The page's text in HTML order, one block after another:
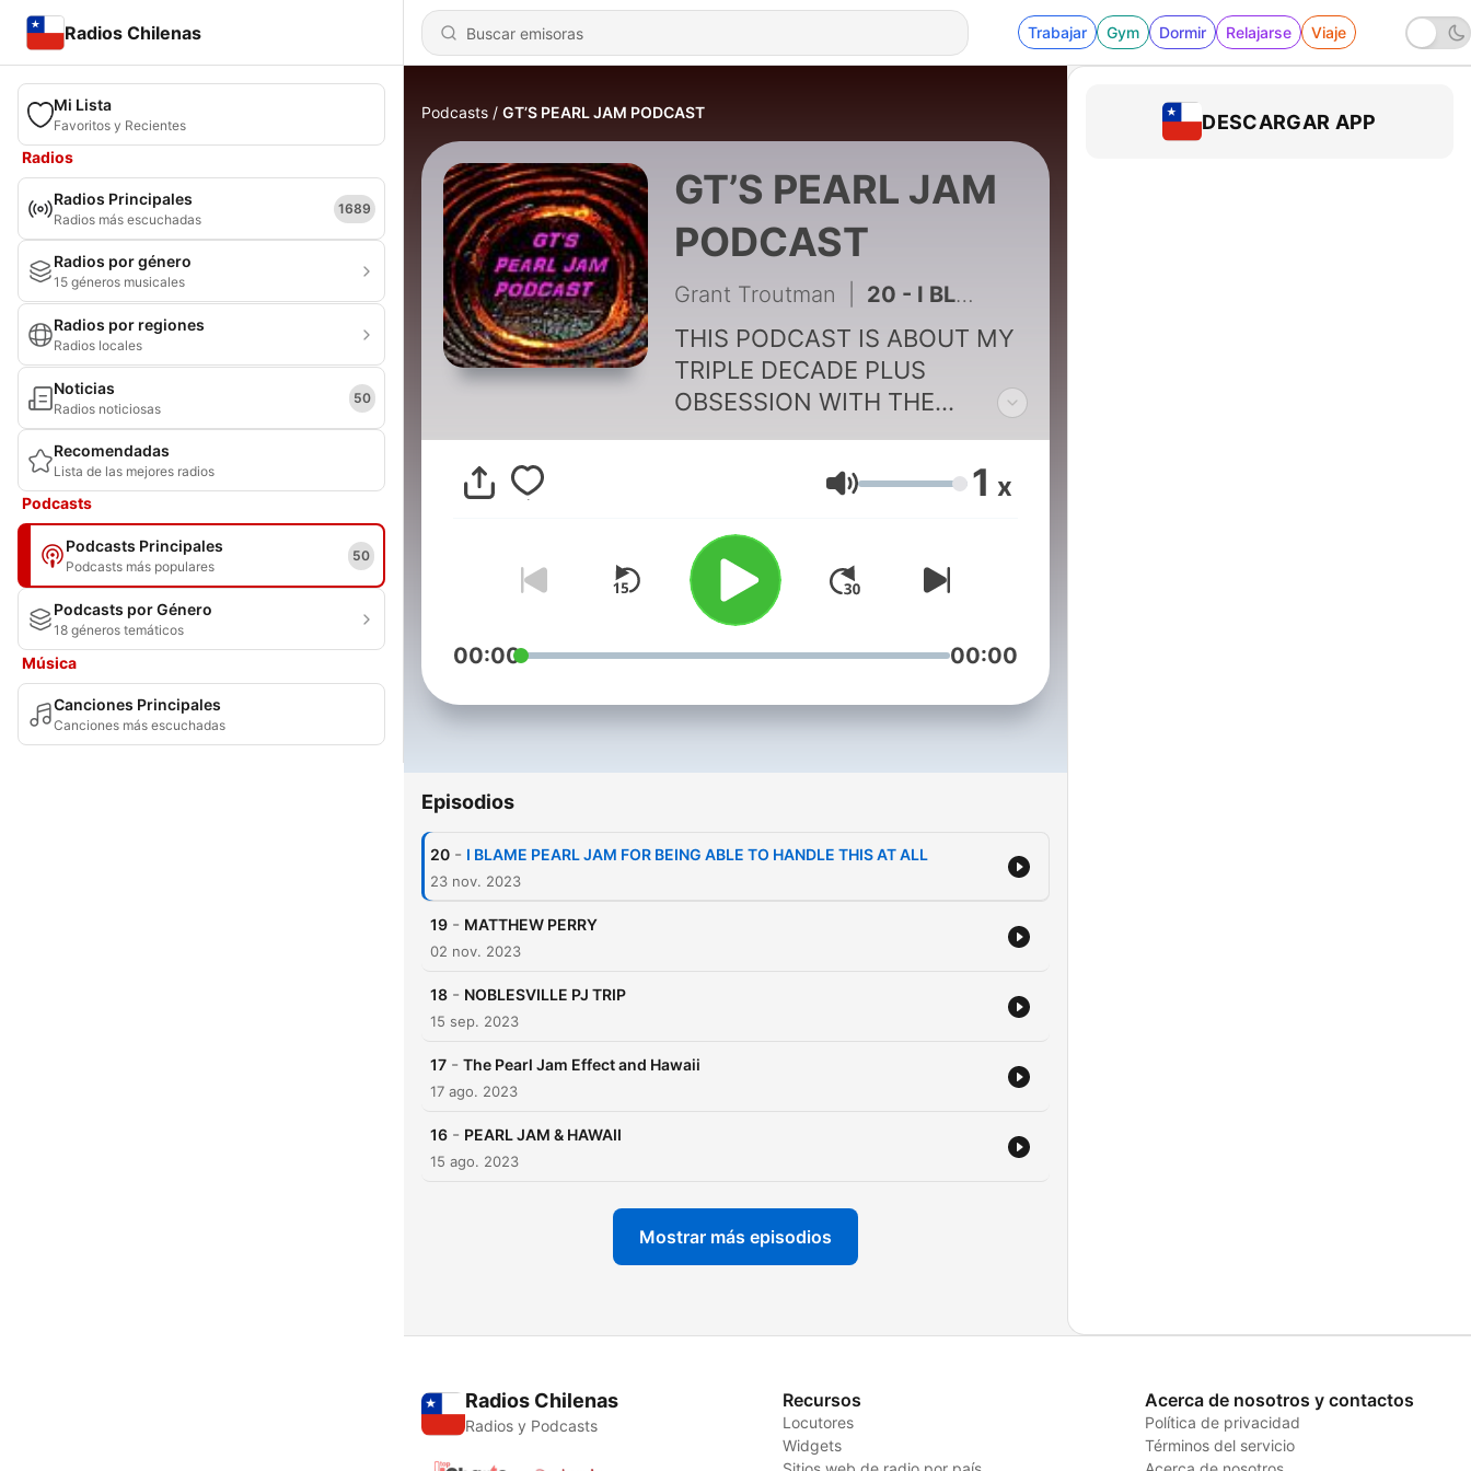
Radios Chilenas Trabajar Gym Dormir Relajarse Viaje
Mi Lista
Favoritos y Recientes
Radios
Radios Principales
Radios más escuchadas
1689
Radios por género
15 géneros musicales
Radios por regiones
Radios locales
Noticias
Radios noticiosas
50
Recomendadas
Lista de las mejores radios
Podcasts
Podcasts Principales
Podcasts más populares
50
Podcasts por Género
18 géneros temáticos
Música
Canciones Principales
Canciones más escuchadas
Podcasts GT’S PEARL JAM PODCAST
GT’S PEARL JAM
PODCAST
Grant Troutman 20 - I BLAME PEARL JAM FOR BEING ABLE TO HANDLE THIS AT ALL
THIS PODCAST IS ABOUT MY
TRIPLE DECADE PLUS
OBSESSION WITH THE
GREATEST BAND IN THE
UNIVERSE THAT CAME
THROUGH A WORMHOLE IN
SEATTLE. I STAND BY THAT I
AM A FUNCTIONING ADULT,
HUSBAND AND FATHER WITH
A SERIOUS CONDITION THAT
STARTED IN 1991 WHEN I WAS
INCLUDING PJ20, SHOWBOX
00/14, CHARLOTTE 96/13,
ACT TATTOO. A WIFE THAT
BUTTERFLIES. NOT
Volumen 1 x
00:00 00:00
Episodios
20 - I BLAME PEARL JAM FOR BEING ABLE TO HANDLE THIS AT ALL
23 nov. 2023
19 - MATTHEW PERRY
02 nov. 2023
18 - NOBLESVILLE PJ TRIP
15 sep. 2023
17 - The Pearl Jam Effect and Hawaii
17 ago. 2023
16 - PEARL JAM & HAWAII
15 ago. 2023
Mostrar más episodios
DESCARGAR APP
Radios Chilenas
Radios y Podcasts
Recursos
Locutores
Widgets
Acerca de nosotros y contactos
Política de privacidad
Términos del servicio